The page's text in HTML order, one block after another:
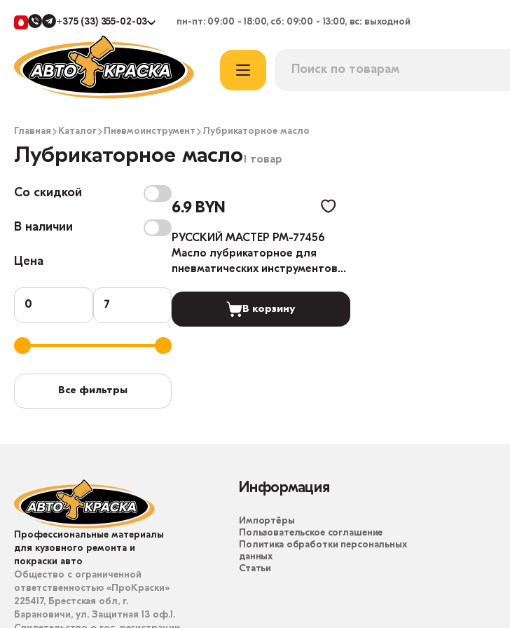
+375 (33) 355-02-03 пн-пт: 09:00 - 18:00, сб: 09:00 - 13:00, вс: выходной
Главная Каталог Пневмоинструмент Лубрикаторное масло
Лубрикаторное масло1 товар
Со скидкой
В наличии
Цена
Все фильтры
6.9 BYN
РУССКИЙ МАСТЕР РМ-77456
Масло лубрикаторное для
пневматических инструментов
В корзину
Профессиональные материалы
для кузовного ремонта и
покраски авто
Общество с ограниченной
ответственностью «ПроКраски»
225417, Брестская обл, г.
Барановичи, ул. Защитная 13 оф.1.
Информация
Импортёры
Пользовательское соглашение
Политика обработки персональных
данных
Статьи